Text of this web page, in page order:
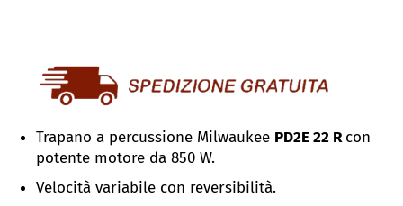
Trapano a percussione Milwaukee PD2E 22 Rcon
potente motore da 850 W.
Velocità variabile con reversibilità.